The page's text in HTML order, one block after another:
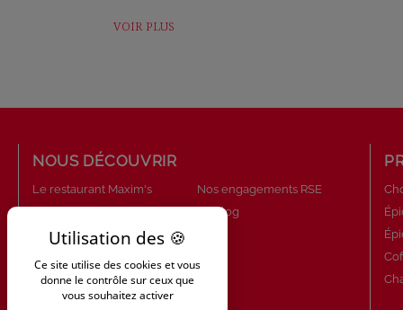
Ce site utilise des cookies et vous
donne le contrôle sur ceux que
vous souhaitez activer
VOIR PLUS
NOUS DÉCOUVRIR
Le restaurant Maxim's
La marque Maxim's
Le Savoir-Faire Maxim's
Nos engagements
Nos engagements RSE
Le blog